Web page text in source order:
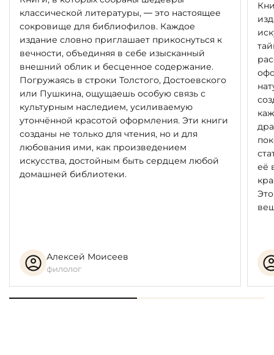
классической литературы, — это настоящее
сокровище для библиофилов. Каждое
издание словно приглашает прикоснуться к
вечности, объединяя в себе изысканный
внешний облик и бесценное содержание.
Погружаясь в строки Толстого, Достоевского
или Пушкина, ощущаешь особую связь с
культурным наследием, усиливаемую
утончённой красотой оформления. Эти книги
созданы не только для чтения, но и для
любования ими, как произведением
искусства, достойным быть сердцем любой
домашней библиотеки.
Алексей Моисеев
филолог
её